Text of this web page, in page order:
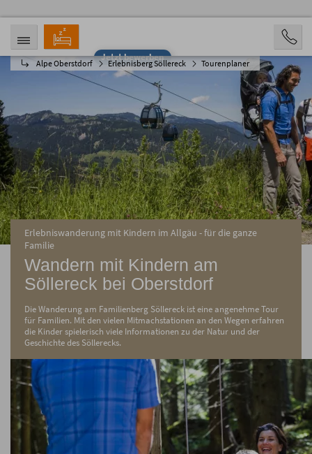
Jetzt bewerben
Alpe Oberstdorf Erlebnisberg Söllereck Tourenplaner
ANREISE ABREISE
12.08.2026
2 Personen
BUCHEN
Erlebniswanderung mit Kindern im Allgäu - für die ganze
Familie
Wandern mit Kindern am
Söllereck bei Oberstdorf
Die Wanderung am Familienberg Söllereck ist eine angenehme Tour
für Familien. Mit den vielen Mitmachstationen an den Wegen erfahren
die Kinder spielerisch viele Informationen zu der Natur und der
Geschichte des Söllerecks.